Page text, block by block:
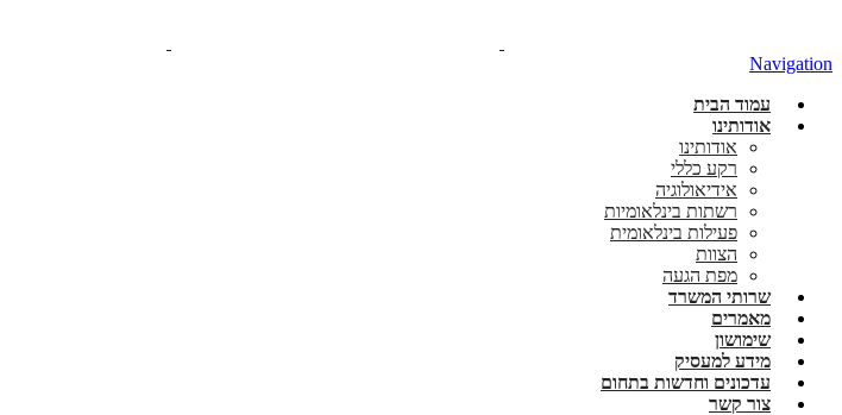
Navigation
עמוד הבית
אודותינו
אודותינו
רקע כללי
אידיאולוגיה
רשתות בינלאומיות
פעילות בינלאומית
הצוות
מפת הגעה
שרותי המשרד
מאמרים
שימושון
מידע למעסיק
עדכונים וחדשות בתחום
צור קשר